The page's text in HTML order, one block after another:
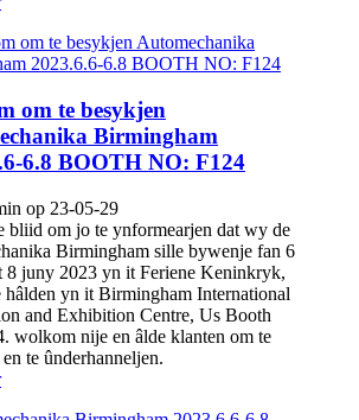
om te besykjen
Birmingham
6.8 BOOTH NO: F124
op 23-05-29
bliid om jo te ynformearjen dat wy de
Birmingham sille bywenje fan 6
8 juny 2023 yn it Feriene Keninkryk,
hâlden yn it Birmingham International
and Exhibition Centre, Us Booth
wolkom nije en âlde klanten om te
te ûnderhanneljen.